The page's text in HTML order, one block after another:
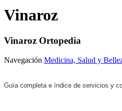
Vinaroz
Vinaroz Ortopedia
Navegación Medicina, Salud y
Guía completa e índice de servicios y